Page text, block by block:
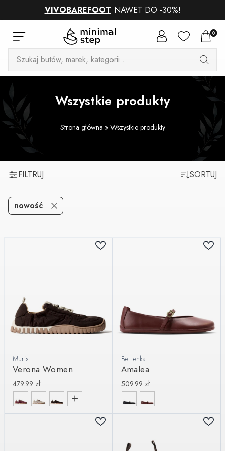
VIVOBAREFOOT NAWET DO -30%!
0
Wyszukiwarka
produktów
Wszystkie produkty
Strona główna » Wszystkie produkty
FILTRUJ SORTUJ
nowość
Muris
Verona Women
479.99 zł
Be Lenka
Amalea
509.99 zł